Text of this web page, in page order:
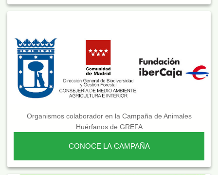
Organismos colaborador en la Campaña de Animales
Huérfanos de GREFA
CONOCE LA CAMPAÑA